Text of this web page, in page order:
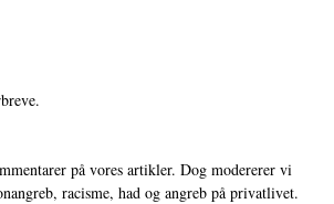
på vores artikler. Dog modererer vi
racisme, had og angreb på privatlivet.